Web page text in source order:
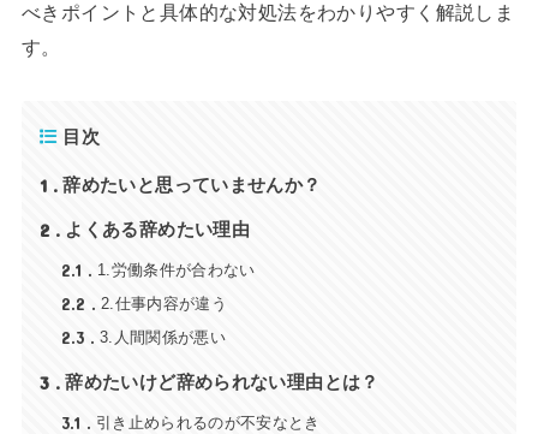
べきポイントと具体的な対処法をわかりやすく解説しま
す。
目次
1 辞めたいと思っていませんか？
2 よくある辞めたい理由
2.1 1.労働条件が合わない
2.2 2.仕事内容が違う
2.3 3.人間関係が悪い
3 辞めたいけど辞められない理由とは？
3.1 引き止められるのが不安なとき